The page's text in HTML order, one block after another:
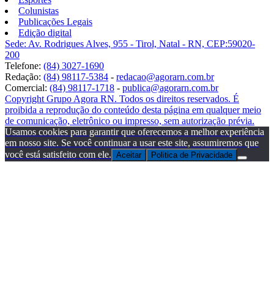
Colunistas
Publicações Legais
Edição digital
Sede: Av. Rodrigues Alves, 955 - Tirol, Natal - RN, CEP:59020-
200
Telefone: (84) 3027-1690
Redação: (84) 98117-5384 - redacao@agorarn.com.br
Comercial: (84) 98117-1718 - publica@agorarn.com.br
Copyright Grupo Agora RN. Todos os direitos reservados. É
proibida a reprodução do conteúdo desta página em qualquer meio
de comunicação, eletrônico ou impresso, sem autorização prévia.
Usamos cookies para garantir que oferecemos a melhor experiência
em nosso site. Se você continuar a usar este site, assumiremos que
você está satisfeito com ele. Aceitar Politica de Privacidade